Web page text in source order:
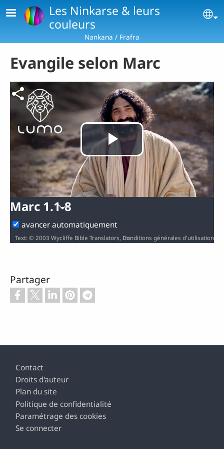
Aller au contenu principal
Les Ninkarse & leurs
couleurs
Nankana / Frafra
Evangile selon Marc
Lire
la
vidéo
Marc 1.1-8
avancer automatiquement
Text: © 2003 Wycliffe Bible Translators, Inc. / Audio: ℗ 2006 Hosanna / Video: Courtesy of LUMO Project Films
Conditions générales d'utilisation
Partager
Pied de page
Contact
Droits d'auteur
Plan du site
Politique de confidentialité
Paramétrage des cookies
Se connecter